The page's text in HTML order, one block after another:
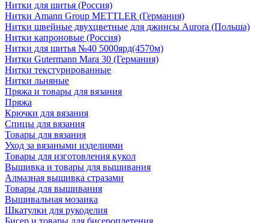
Нитки для шитья (Россия)
Нитки Amann Group METTLER (Германия)
Нитки швейные двухцветные для джинсы Aurora (Польша)
Нитки капроновые (Россия)
Нитки для шитья №40 5000ярд(4570м)
Нитки Gutermann Mara 30 (Германия)
Нитки текстурированные
Нитки льняные
Пряжа и товары для вязания
Пряжа
Крючки для вязания
Спицы для вязания
Товары для вязания
Уход за вязаными изделиями
Товары для изготовления кукол
Вышивка и товары для вышивания
Алмазная вышивка стразами
Товары для вышивания
Вышивальная мозаика
Шкатулки для рукоделия
Бисер и товары для бисероплетения